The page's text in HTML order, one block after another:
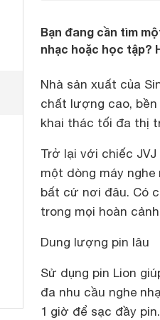
Bạn đang cần tìm
nhạc hoặc học tập?
Nhà sản xuất của
chất lượng cao, bền
khai thác tối đa thị
Trở lại với chiếc
một dòng máy
bất cứ nơi đâu. Có
trong mọi hoàn
Dung lượng pin lâu
Sử dụng pin Lion
đa nhu cầu nghe
1 giờ để sạc đầy